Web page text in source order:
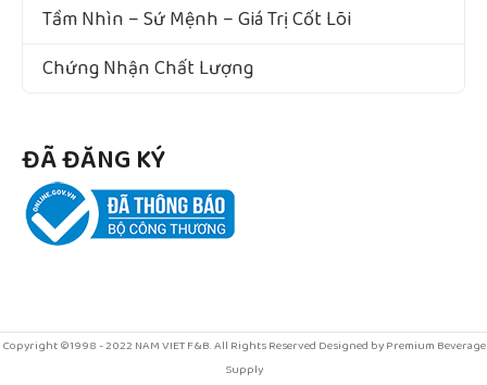
Tầm Nhìn – Sứ Mệnh – Giá Trị Cốt Lõi
Chứng Nhận Chất Lượng
ĐÃ ĐĂNG KÝ
Copyright ©1998 - 2022 NAM VIET F&B. All Rights Reserved Designed by Premium Beverage
Supply